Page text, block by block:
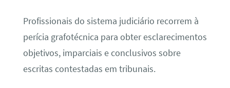
Profissionais do sistema judiciário recorrem à
perícia grafotécnica para obter esclarecimentos
objetivos, imparciais e conclusivos sobre
escritas contestadas em tribunais.